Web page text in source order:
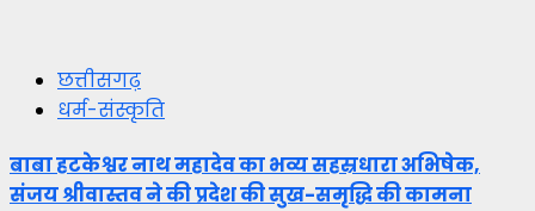
छत्तीसगढ़
धर्म-संस्कृति
बाबा हटकेश्वर नाथ महादेव का भव्य सहस्रधारा अभिषेक,
संजय श्रीवास्तव ने की प्रदेश की सुख-समृद्धि की कामना